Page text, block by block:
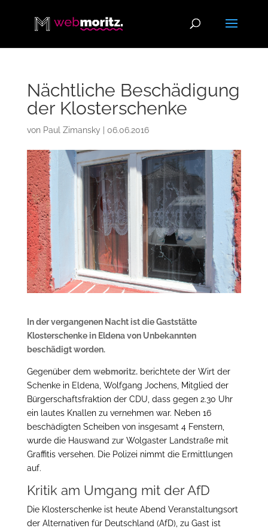
Nächtliche Beschädigung
der Klosterschenke
von Paul Zimansky 06.06.2016
In der vergangenen Nacht ist die Gaststätte
Klosterschenke in Eldena von Unbekannten
beschädigt worden.
Gegenüber dem webmoritz.berichtete der Wirt der
Schenke in Eldena, Wolfgang Jochens, Mitglied der
Bürgerschaftsfraktion der CDU, dass gegen 2.30 Uhr
ein lautes Knallen zu vernehmen war. Neben 16
beschädigten Scheiben von insgesamt 4 Fenstern,
wurde die Hauswand zur Wolgaster Landstraße mit
Graffitis versehen. Die Polizei nimmt die Ermittlungen
auf.
Kritik am Umgang mit der AfD
Die Klosterschenke ist heute Abend Veranstaltungsort
der Alternativen für Deutschland (AfD), zu Gast ist